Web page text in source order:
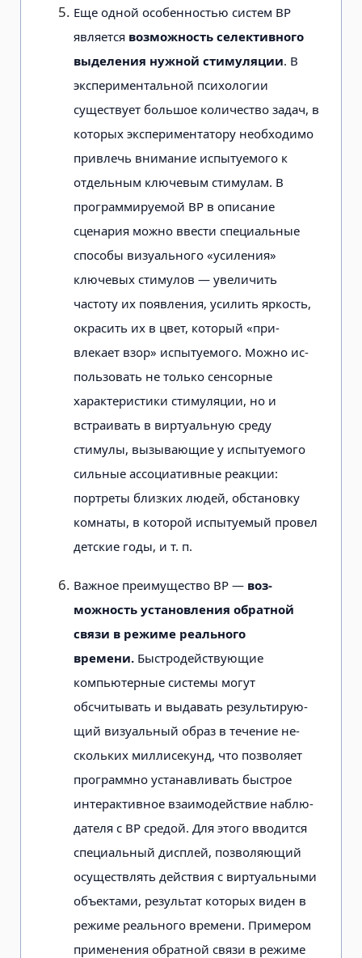
Еще одной особенностью систем ВР
является возможность селективного
выделения нужной стимуляции. В
экспе­риментальной психологии
существует большое количество задач, в
которых экспериментатору необходимо
привлечь внимание испытуемого к
отдельным ключевым стимулам. В
программируе­мой ВР в описание
сценария можно вве­сти специальные
способы визуального «усиления»
ключевых стимулов — увели­чить
частоту их появления, усилить яр­кость,
окрасить их в цвет, который «при­
влекает взор» испытуемого. Можно ис­
пользовать не только сенсорные
характеристики стимуляции, но и
встраивать в виртуальную среду
стимулы, вызываю­щие у испытуемого
сильные ассоциатив­ные реакции:
портреты близких людей, обстановку
комнаты, в которой испы­туемый провел
детские годы, и т. п.
Важное преимущество ВР — воз­
можность установления обратной
связи в режиме реального
времени. Быстродей­ствующие
компьютерные системы могут
обсчитывать и выдавать результирую­
щий визуальный образ в течение не­
скольких миллисекунд, что позволяет
программно устанавливать быстрое
интерактивное взаимодействие наблю­
дателя с ВР средой. Для этого вводится
специальный дисплей, позволяющий
осуществлять действия с виртуальными
объектами, результат которых виден в
режиме реального времени. Примером
применения обратной связи в режиме